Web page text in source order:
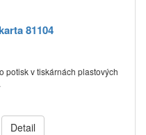
81104
potisk v tiskárnách plastových
Detail